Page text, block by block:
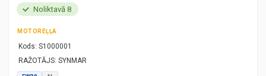
Noliktavā 8
MOTOREĻĻA
Kods: S1000001
RAŽOTĀJS: SYNMAR